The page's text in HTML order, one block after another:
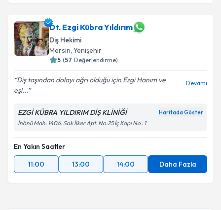
Dt. Ezgi Kübra Yıldırım
Diş Hekimi
Mersin, Yenişehir
5 (57 Değerlendirme)
Diş taşından dolayı ağrı olduğu için Ezgi Hanım ve
eşi...
Devamı
EZGİ KÜBRA YILDIRIM DİŞ KLİNİĞİ Haritada Göster
İnönü Mah. 1406. Sok İlker Apt. No:25 İç Kapı No : 1
En Yakın Saatler
11:00
13:00 14:00 Daha Fazla